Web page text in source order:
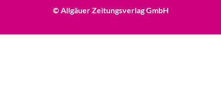
© Allgäuer Zeitungsverlag GmbH